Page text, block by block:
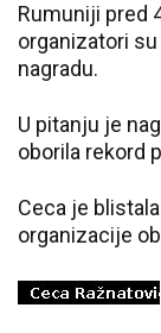
Rumuniji pred
organizatori
nagradu.
U pitanju je
oborila rekord
Ceca je
organizacije